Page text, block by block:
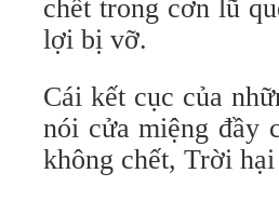
chết trong cơn lũ
lợi bị vỡ.
Cái kết cục của
nói cửa miệng đầy
không chết, Trời